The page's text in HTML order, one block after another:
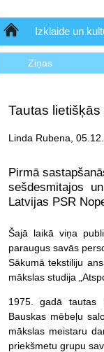
SākumlapaIzklaide un
Ziņas
Tautas
Linda Rubena,
Pirmā
sešdesmitajos
Latvijas PSR
Šajā laikā viņa
paraugus savās
Sākumā tekstiliju
mākslas studija
1975. gadā tautas
Bauskas mēbeļu
mākslas meistaru
priekšmetu grupu